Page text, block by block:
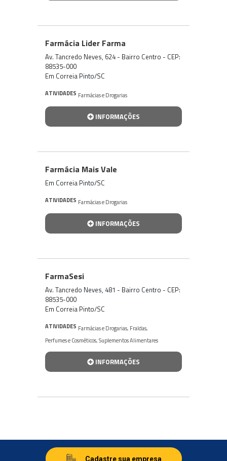
Farmácia Lider Farma
Av. Tancredo Neves, 624 - Bairro Centro - CEP:
88535-000
Em Correia Pinto/SC
ATIVIDADES Farmácias e Drogarias
INFORMAÇÕES
Farmácia Mais Vale
Em Correia Pinto/SC
ATIVIDADES Farmácias e Drogarias
INFORMAÇÕES
FarmaSesi
Av. Tancredo Neves, 481 - Bairro Centro - CEP:
88535-000
Em Correia Pinto/SC
ATIVIDADES Farmácias e Drogarias, Fraldas,
Perfumes e Cosméticos,Suplementos Alimentares
INFORMAÇÕES
Cadastre sua empresa